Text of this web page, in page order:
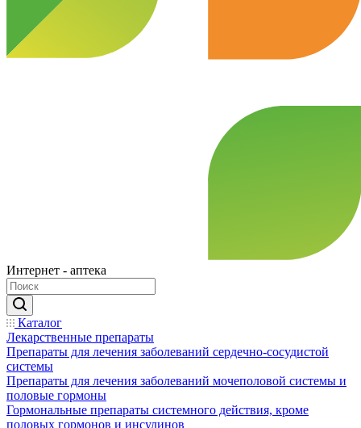
Интернет - аптека
Каталог
Лекарственные препараты
Препараты для лечения заболеваний сердечно-сосудистой
системы
Препараты для лечения заболеваний мочеполовой системы и
половые гормоны
Гормональные препараты системного действия, кроме
половых гормонов и инсулинов